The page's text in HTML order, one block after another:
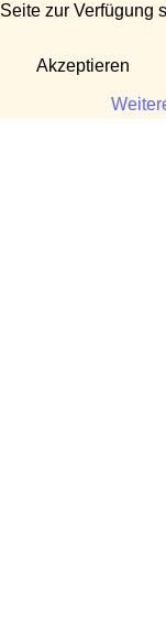
Seite zur Verfügung
Akzeptieren